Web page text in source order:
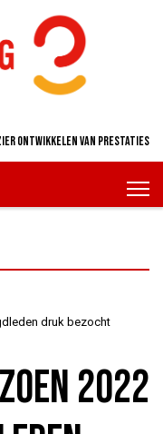
ontwikkelen van prestaties
2022